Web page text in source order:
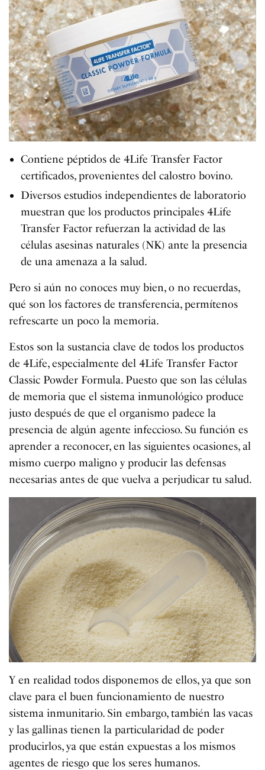
Contiene péptidos de 4Life Transfer Factor
certificados, provenientes del calostro bovino.
Diversos estudios independientes de laboratorio
muestran que los productos principales 4Life
Transfer Factor refuerzan la actividad de las
células asesinas naturales (NK) ante la presencia
de una amenaza a la salud.
Pero si aún no conoces muy bien, o no recuerdas,
qué son los factores de transferencia, permítenos
refrescarte un poco la memoria.
Estos son la sustancia clave de todos los productos
de 4Life, especialmente del 4Life Transfer Factor
Classic Powder Formula. Puesto que son las células
de memoria que el sistema inmunológico produce
justo después de que el organismo padece la
presencia de algún agente infeccioso. Su función es
aprender a reconocer, en las siguientes ocasiones, al
mismo cuerpo maligno y producir las defensas
necesarias antes de que vuelva a perjudicar tu salud.
Y en realidad todos disponemos de ellos, ya que son
clave para el buen funcionamiento de nuestro
sistema inmunitario. Sin embargo, también las vacas
y las gallinas tienen la particularidad de poder
producirlos, ya que están expuestas a los mismos
agentes de riesgo que los seres humanos.